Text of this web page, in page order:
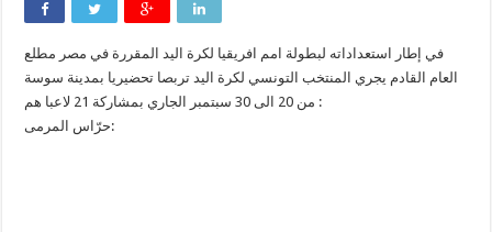
في إطار استعداداته لبطولة امم افريقيا لكرة اليد المقررة في مصر مطلع
العام القادم يجري المنتخب التونسي لكرة اليد تربصا تحضيريا بمدينة سوسة
من 20 الى 30 سبتمبر الجاري بمشاركة 21 لاعبا هم :
حرّاس المرمى: